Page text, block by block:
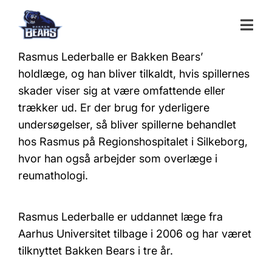
Members - Basketball
Rasmus Lederballe er Bakken Bears’
holdlæge, og han bliver tilkaldt, hvis spillernes
skader viser sig at være omfattende eller
trækker ud. Er der brug for yderligere
undersøgelser, så bliver spillerne behandlet
hos Rasmus på Regionshospitalet i Silkeborg,
hvor han også arbejder som overlæge i
reumathologi.
Rasmus Lederballe er uddannet læge fra
Aarhus Universitet tilbage i 2006 og har været
tilknyttet Bakken Bears i tre år.